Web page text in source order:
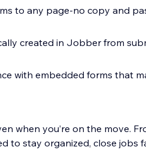
to any page-no copy and
created in Jobber from
with embedded forms that
when you’re on the move.
to stay organized, close jobs